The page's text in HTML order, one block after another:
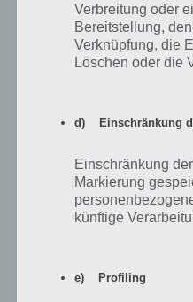
100 Floors – Level 8 –
100 Floors hat auch immer
auch in Level 8. Was isst oder
Verbreitung oder
Bereitstellung,
Verknüpfung, die
Löschen oder die
d) Einschränkung
Einschränkung
Markierung
künftige
e) Profiling